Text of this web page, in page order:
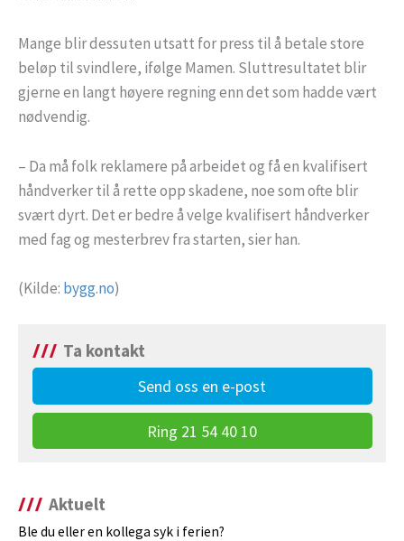
Mange blir dessuten utsatt for press til å betale store
beløp til svindlere, ifølge Mamen. Sluttresultatet blir
gjerne en langt høyere regning enn det som hadde vært
nødvendig.
– Da må folk reklamere på arbeidet og få en kvalifisert
håndverker til å rette opp skadene, noe som ofte blir
svært dyrt. Det er bedre å velge kvalifisert håndverker
med fag og mesterbrev fra starten, sier han.
(Kilde: bygg.no)
Ta kontakt
Send oss en e-post
Ring 21 54 40 10
Aktuelt
Ble du eller en kollega syk i ferien?